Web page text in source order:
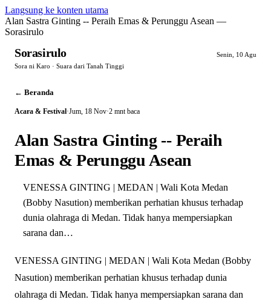
Langsung ke konten utama
Alan Sastra Ginting -- Peraih Emas & Perunggu Asean —
Sorasirulo
Sorasirulo
Senin, 10 Agu
Sora ni Karo · Suara dari Tanah Tinggi
← Beranda
Acara & Festival·Jum, 18 Nov·2 mnt baca
Alan Sastra Ginting -- Peraih
Emas & Perunggu Asean
VENESSA GINTING | MEDAN | Wali Kota Medan
(Bobby Nasution) memberikan perhatian khusus terhadap
dunia olahraga di Medan. Tidak hanya mempersiapkan
sarana dan…
VENESSA GINTING | MEDAN | Wali Kota Medan (Bobby
Nasution) memberikan perhatian khusus terhadap dunia
olahraga di Medan. Tidak hanya mempersiapkan sarana dan